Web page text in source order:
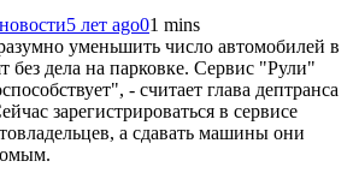
5 лет ago01 mins
уменьшить число автомобилей в
без дела на парковке. Сервис "Рули"
- считает глава дептранса
зарегистрироваться в сервисе
а сдавать машины они